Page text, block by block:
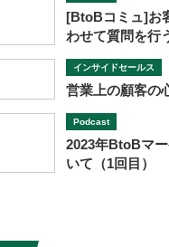
[BtoBコミュ]お
わせて質問を行
インサイドセールス
営業上の顧客の
Podcast
2023年BtoBマ
いて（1回目）